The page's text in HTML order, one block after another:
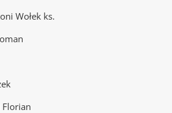
Wołek ks.
Florian